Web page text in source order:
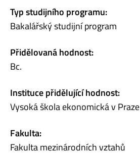
Typ studijního programu:
Bakalářský studijní program
Přidělovaná hodnost:
Bc.
Instituce přidělující hodnost:
Vysoká škola ekonomická v Praze
Fakulta:
Fakulta mezinárodních vztahů